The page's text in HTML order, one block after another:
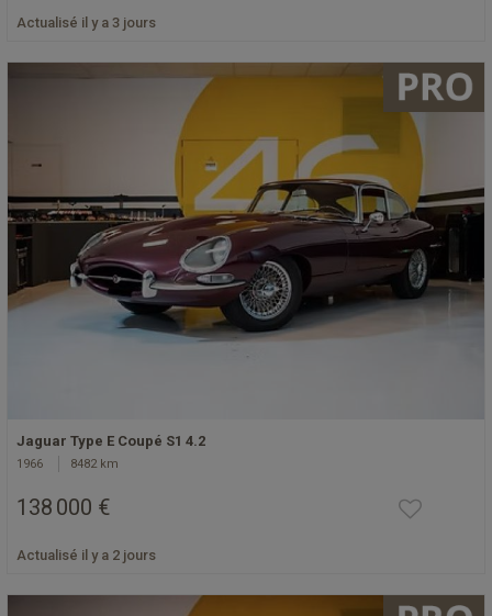
Actualisé il y a 3 jours
Jaguar Type E Coupé S1 4.2
1966 8482 km
138 000 €
Actualisé il y a 2 jours